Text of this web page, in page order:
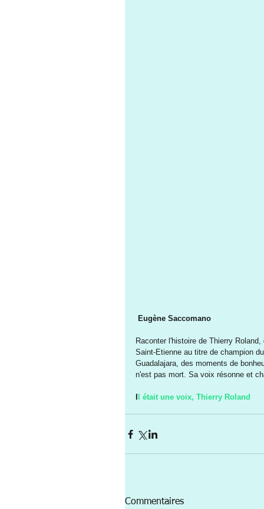
Eugène Saccomano
Raconter l'histoire de Thierry
Saint-Etienne au titre de champion
Guadalajara, des moments de
n'est pas mort. Sa voix résonne et
l était une voix, Thierry Roland
Commentaires